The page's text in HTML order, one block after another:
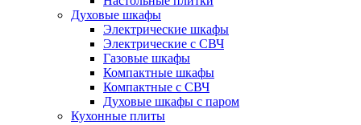
Духовые шкафы
Электрические шкафы
Электрические с СВЧ
Газовые шкафы
Компактные шкафы
Компактные с СВЧ
Духовые шкафы с паром
Кухонные плиты